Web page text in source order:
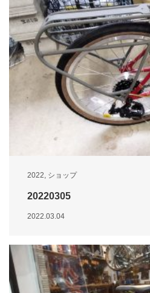
2022, ショップ
20220305
2022.03.04